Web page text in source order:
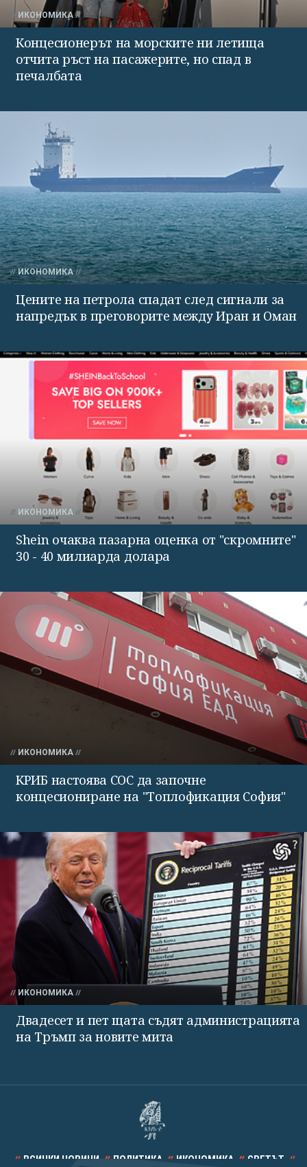
ИКОНОМИКА
Концесионерът на морските ни летища
отчита ръст на пасажерите, но спад в
печалбата
ИКОНОМИКА
Цените на петрола спадат след сигнали за
напредък в преговорите между Иран и Оман
ИКОНОМИКА
Shein очаква пазарна оценка от "скромните"
30 - 40 милиарда долара
ИКОНОМИКА
КРИБ настоява СОС да започне
концесиониране на "Топлофикация София"
ИКОНОМИКА
Двадесет и пет щата съдят администрацията
на Тръмп за новите мита
ВСИЧКИ НОВИНИ ПОЛИТИКА ИКОНОМИКА СВЕТЪТ